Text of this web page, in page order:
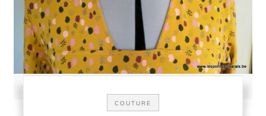
COUTURE